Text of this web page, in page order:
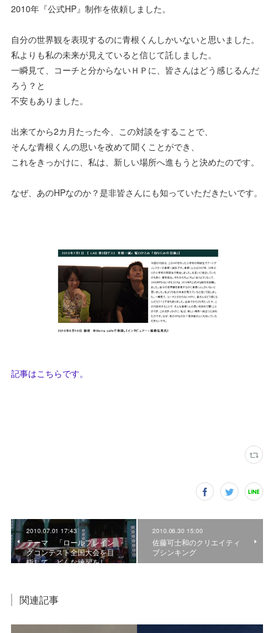
2010年『公式HP』制作を依頼しました。
自分の世界観を表現するのに青根くんしかいないと思いました。
私よりも私の未来が見えていると信じて託しました。
一瞬見て、コーチと分からないＨＰに、皆さんはどう感じるんだ
ろう？と
不安もありました。
出来てから2カ月たった今、この対談をすることで、
そんな青根くんの思いを改めて聞くことができ、
これをきっかけに、私は、新しい場所へ進もうと決めたのです。
なぜ、あのHPなのか？是非皆さんにも知っていただきたいです。
記事はこちらです。
2010.07.01 17:43
テーマ 「ロールプレイン
グコンテスト全国大会を目
指して、どんな練習をし…
2010.06.30 15:00
佐藤可士和のクリエイティ
ブシンキング
関連記事